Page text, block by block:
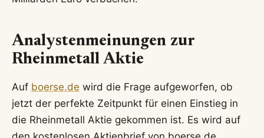
Analystenmeinungen zur
Rheinmetall Aktie
Auf boerse.de wird die Frage aufgeworfen, ob
jetzt der perfekte Zeitpunkt für einen Einstieg in
die Rheinmetall Aktie gekommen ist. Es wird auf